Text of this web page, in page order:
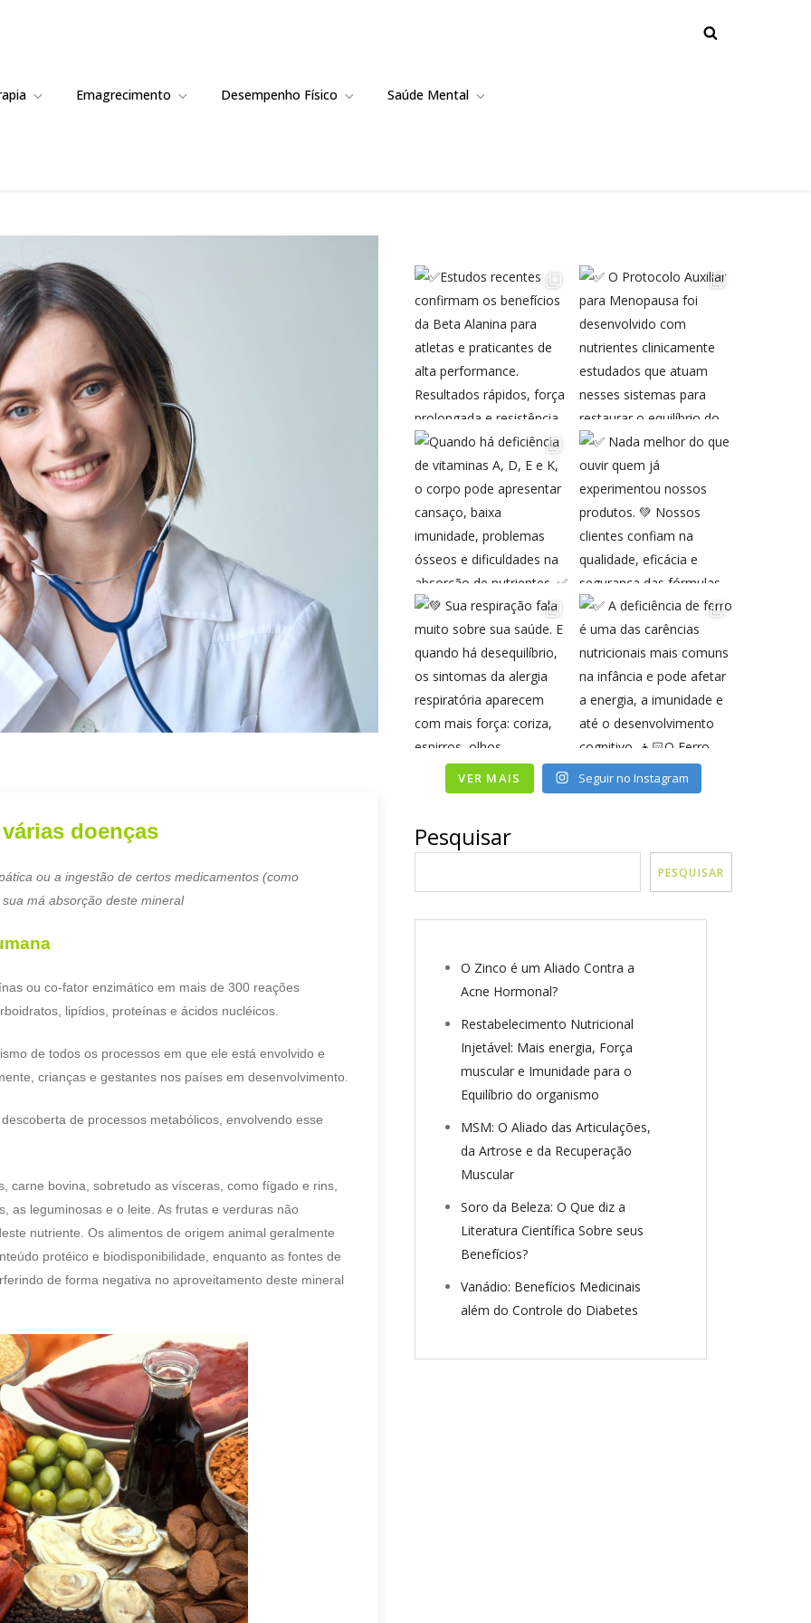
Emagrecimento Desempenho Físico Saúde Mental
doenças
ou a ingestão de certos medicamentos (como
má absorção deste mineral
ou co-fator enzimático em mais de 300 reações
lipídios, proteínas e ácidos nucléicos.
de todos os processos em que ele está envolvido e
crianças e gestantes nos países em desenvolvimento.
de processos metabólicos, envolvendo esse
carne bovina, sobretudo as vísceras, como fígado e rins,
as leguminosas e o leite. As frutas e verduras não
nutriente. Os alimentos de origem animal geralmente
protéico e biodisponibilidade, enquanto as fontes de
de forma negativa no aproveitamento deste mineral
VER MAIS Seguir no Instagram
Pesquisar
PESQUISAR
O Zinco é um Aliado Contra a
Acne Hormonal?
Restabelecimento Nutricional
Injetável: Mais energia, Força
muscular e Imunidade para o
Equilíbrio do organismo
MSM: O Aliado das Articulações,
da Artrose e da Recuperação
Muscular
Soro da Beleza: O Que diz a
Literatura Científica Sobre seus
Benefícios?
Vanádio: Benefícios Medicinais
além do Controle do Diabetes